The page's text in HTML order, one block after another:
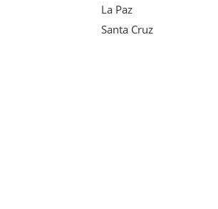
La Paz
Santa Cruz